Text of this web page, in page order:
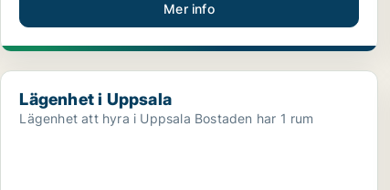
Mer info
Lägenhet i Uppsala
Lägenhet i Uppsala
Lägenhet att hyra i Uppsala Bostaden har 1 rum